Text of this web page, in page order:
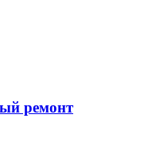
ремонт